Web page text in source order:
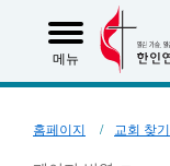
메뉴
홈페이지 교회 찾기